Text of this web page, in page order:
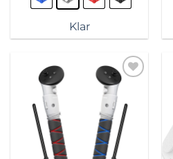
produkten
flera
olika
alternativen
väljas
produktsidan
Klar
Lägg till i
önskelista